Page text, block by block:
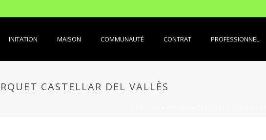
INITATION MAISON COMMUNAUTÉ CONTRAT PROFESSIONNEL
CASTELLAR DEL VALLÈS